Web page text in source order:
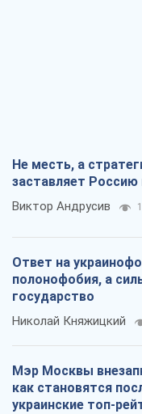
Не месть, а
заставляет Россию
Виктор Андрусив
Ответ на
полонофобия, а
государство
Николай Княжицкий
Мэр Москвы
как становятся
украинские топ-